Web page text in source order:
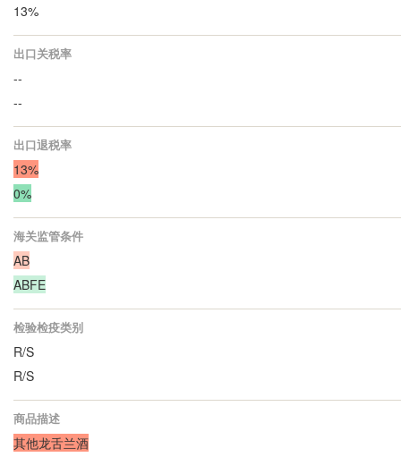
13%
出口关税率
--
--
出口退税率
13%
0%
海关监管条件
AB
ABFE
检验检疫类别
R/S
R/S
商品描述
其他龙舌兰酒